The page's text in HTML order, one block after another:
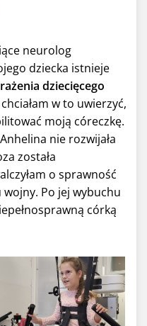
neurolog
dziecka istnieje
dziecięcego
w to uwierzyć,
moją córeczkę.
nie rozwijała
została
o sprawność
Po jej wybuchu
córką